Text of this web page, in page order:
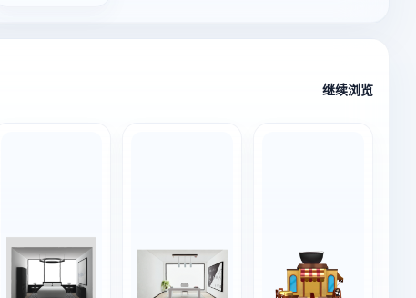
继续浏览